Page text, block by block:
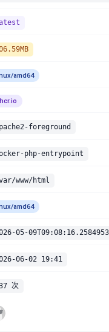
amd64
foreground
php-entrypoint
www/html
amd64
05-
06-02 19:41
次